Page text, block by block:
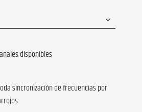
disponibles
sincronización de frecuencias por